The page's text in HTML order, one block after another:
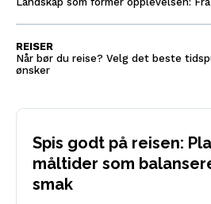
Når bør du reise? Velg det beste
ønsker
REISER
Spis godt på reisen:
måltider som
smak